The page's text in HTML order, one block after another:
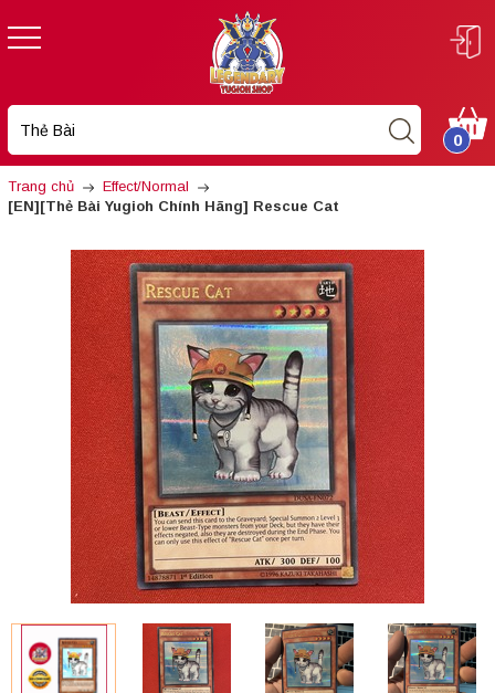
0
Trang chủ
Effect/Normal
[EN][Thẻ Bài Yugioh Chính Hãng] Rescue Cat